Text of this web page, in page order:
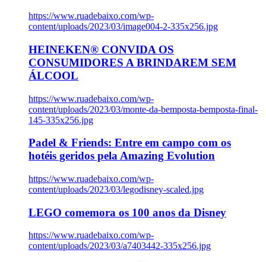
https://www.ruadebaixo.com/wp-
content/uploads/2023/03/image004-2-335x256.jpg
HEINEKEN® CONVIDA OS
CONSUMIDORES A BRINDAREM SEM
ÁLCOOL
https://www.ruadebaixo.com/wp-
content/uploads/2023/03/monte-da-bemposta-bemposta-final-
145-335x256.jpg
Padel & Friends: Entre em campo com os
hotéis geridos pela Amazing Evolution
https://www.ruadebaixo.com/wp-
content/uploads/2023/03/legodisney-scaled.jpg
LEGO comemora os 100 anos da Disney
https://www.ruadebaixo.com/wp-
content/uploads/2023/03/a7403442-335x256.jpg